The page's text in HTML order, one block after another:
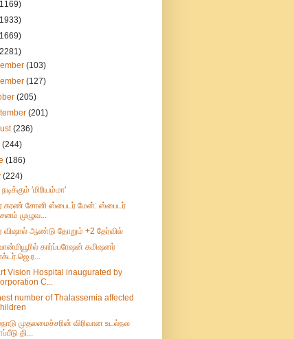
(103)
(127)
(205)
(201)
(236)
(244)
(186)
(224)
'மிரியம்மா'
கரண் சோனி ஸ்பைடர் மேன்: ஸ்பைடர்
முழுவ...
விஷால் ஆண்டு தோறும் +2 தேர்வில்
கார்ப்பரேஷன் கமிஷனர்
Vision Hospital inaugurated by
C...
number of Thalassemia affected
முதலமைச்சரின் விரிவான உடல்நல
தி...